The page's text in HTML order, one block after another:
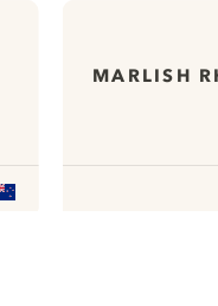
MARLISH